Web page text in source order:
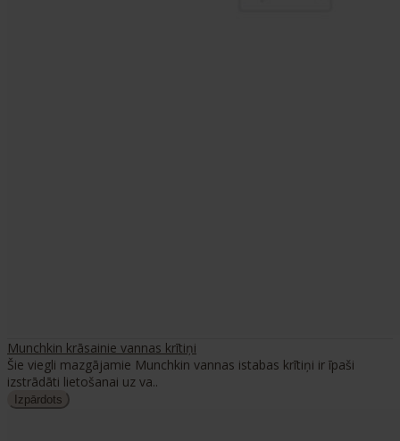
Munchkin krāsainie vannas krītiņi
Šie viegli mazgājamie Munchkin vannas istabas krītiņi ir īpaši
izstrādāti lietošanai uz va..